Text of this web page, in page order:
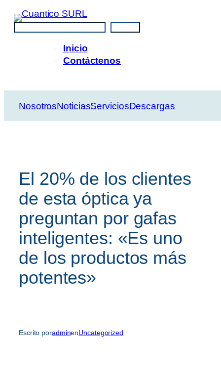
Saltar
contenido
Inicio
Contáctenos
NosotrosNoticiasServiciosDescargas
El 20% de los clientes
de esta óptica ya
preguntan por gafas
inteligentes: «Es uno
de los productos más
potentes»
Escrito poradminenUncategorized